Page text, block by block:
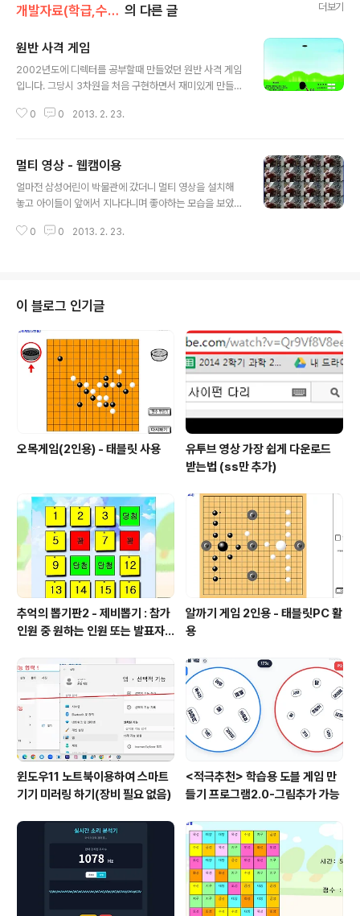
개발자료(학급,수업운영)/기타유용한자료 의 다른 글 더보기
원반 사격 게임
2002년도에 디렉터를 공부할때 만들었던 원반 사격 게임
입니다. 그당시 3차원을 처음 구현하면서 재미있게 만들었
0 0 2013. 2. 23.
멀티 영상 - 웹캠이용
얼마전 삼성어린이 박물관에 갔더니 멀티 영상을 설치해
놓고 아이들이 앞에서 지나다니며 좋아하는 모습을 보았습
장이나 전시장 입구에 설치해 놓아도 좋을 것 같네요. 화면
고 있답니다.) https://youtu.be/ctzkqhRJ4MM
0 0 2013. 2. 23.
이 블로그 인기글
오목게임(2인용) - 태블릿 사용
유투브 영상 가장 쉽게 다운로드
받는법 (ss만 추가)
추억의 뽑기판2 - 제비뽑기 : 참가
인원 중 원하는 인원 또는 발표자
알까기 게임 2인용 - 태블릿PC 활
용
윈도우11 노트북이용하여 스마트
기기 미러링 하기(장비 필요 없음)
<적극추천> 학습용 도블 게임 만
들기 프로그램2.0-그림추가 가능